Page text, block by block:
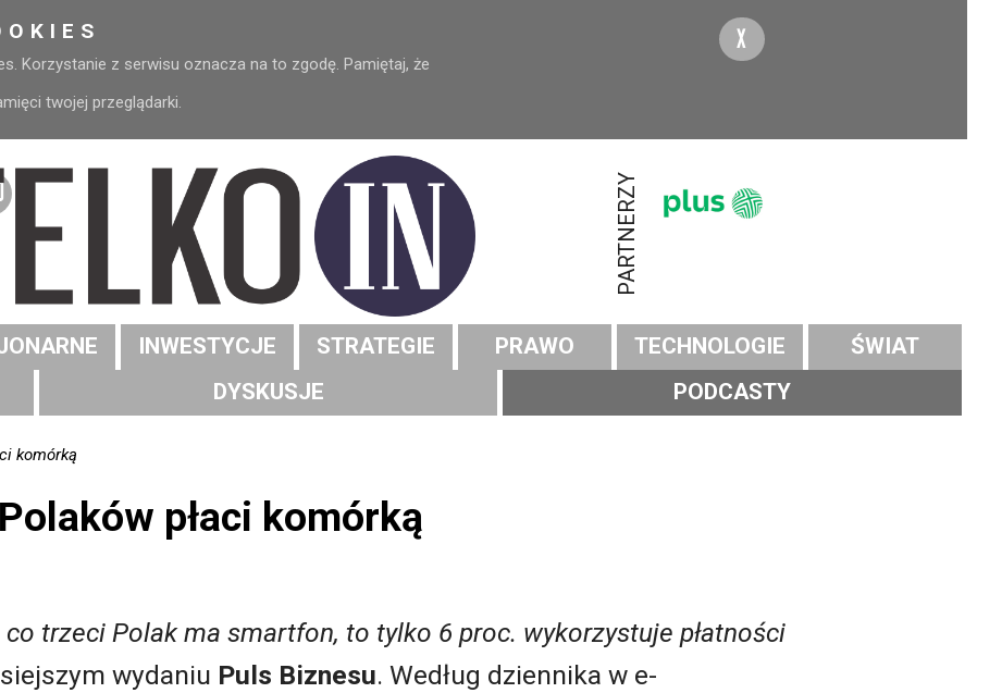
Korzystanie z serwisu oznacza na to zgodę. Pamiętaj, że
twojej przeglądarki.
X
PARTNERZY
INWESTYCJE STRATEGIE PRAWO TECHNOLOGIE
ŚWIAT
DYSKUSJE PODCASTY
komórką
płaci komórką
trzeci Polak ma smartfon, to tylko 6 proc. wykorzystuje płatności
wydaniu Puls Biznesu. Według dziennika w e-